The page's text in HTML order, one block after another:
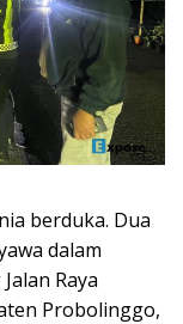
berduka. Dua
dalam
Raya
Probolinggo,